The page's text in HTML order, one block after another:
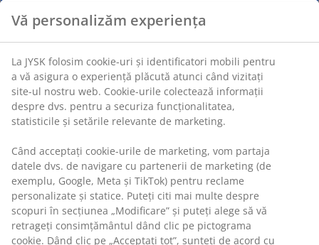
returna produsul dorit într-un magazin fizic JYSK
Garanția prețului
Beneficiezi de garanția prețului pe o perioadă de 30 de
zile
Opțiuni flexibile de livrare
Alege varianta de livrare care ți se potrivește cel mai
bine
Pernă de grădină pentru șezut. 48x48 cm
Unitate de stoc: 3726114